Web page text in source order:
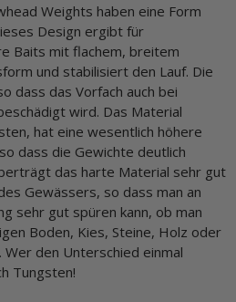
Weights haben eine Form
Design ergibt für
Baits mit flachem, breitem
und stabilisiert den Lauf. Die
dass das Vorfach auch bei
wird. Das Material
hat eine wesentlich höhere
dass die Gewichte deutlich
das harte Material sehr gut
Gewässers, so dass man an
sehr gut spüren kann, ob man
Boden, Kies, Steine, Holz oder
den Unterschied einmal
Tungsten!